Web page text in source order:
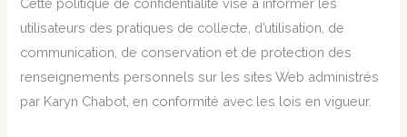
utilisateurs des pratiques de collecte, d’utilisation, de
communication, de conservation et de protection des
renseignements personnels sur les sites Web administrés
par Karyn Chabot, en conformité avec les lois en vigueur.